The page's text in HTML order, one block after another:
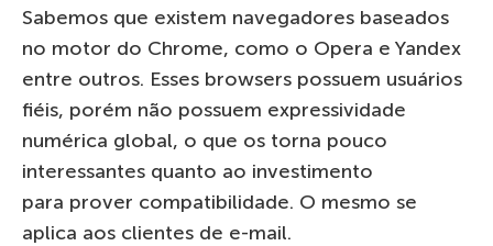
Sabemos que existem navegadores baseados
no motor do Chrome, como o Opera e Yandex
entre outros. Esses browsers possuem usuários
fiéis, porém não possuem expressividade
numérica global, o que os torna pouco
interessantes quanto ao investimento
para prover compatibilidade. O mesmo se
aplica aos clientes de e-mail.